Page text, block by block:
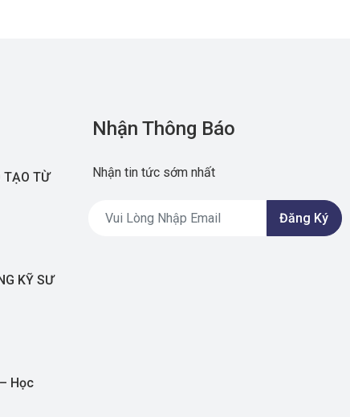
TẠO TỪ
KỸ SƯ
Học
Nhận Thông Báo
Nhận tin tức sớm nhất
Đăng Ký